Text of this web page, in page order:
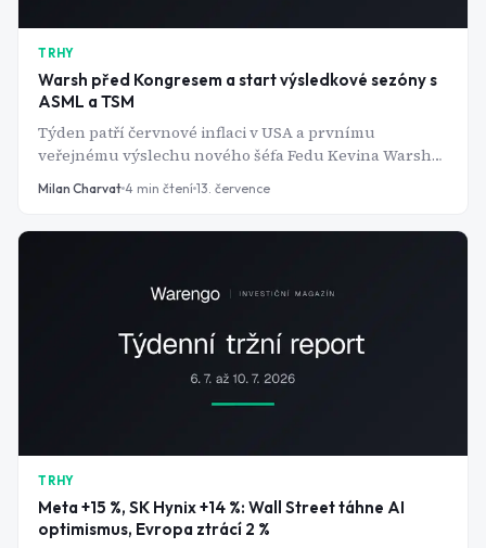
TRHY
Warsh před Kongresem a start výsledkové sezóny s
ASML a TSM
Týden patří červnové inflaci v USA a prvnímu
veřejnému výslechu nového šéfa Fedu Kevina Warshe.
Souběžně startuje výsledková sezóna za druhé
Milan Charvat 4 min čtení 13. července
TRHY
Meta +15 %, SK Hynix +14 %: Wall Street táhne AI
optimismus, Evropa ztrácí 2 %